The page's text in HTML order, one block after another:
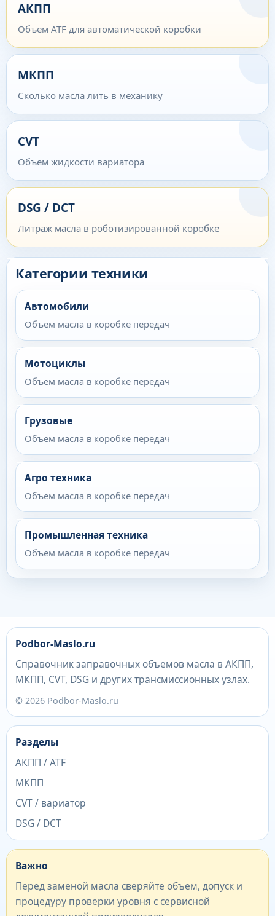
АКПП
Объем ATF для автоматической коробки
МКПП
Сколько масла лить в механику
CVT
Объем жидкости вариатора
DSG / DCT
Литраж масла в роботизированной коробке
Категории техники
Автомобили
Объем масла в коробке передач
Мотоциклы
Объем масла в коробке передач
Грузовые
Объем масла в коробке передач
Агро техника
Объем масла в коробке передач
Промышленная техника
Объем масла в коробке передач
Podbor-Maslo.ru
Справочник заправочных объемов масла в АКПП,
МКПП, CVT, DSG и других трансмиссионных узлах.
© 2026 Podbor-Maslo.ru
Разделы
АКПП / ATF
МКПП
CVT / вариатор
DSG / DCT
Важно
Перед заменой масла сверяйте объем, допуск и
процедуру проверки уровня с сервисной